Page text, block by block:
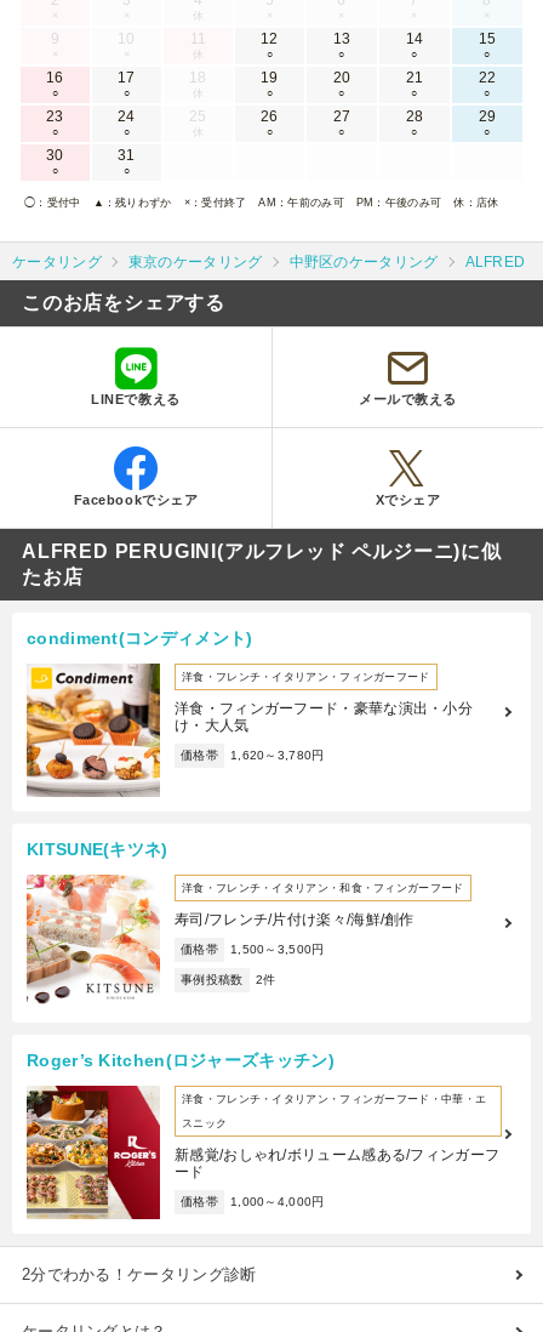
× × 休 × × × ×
9
×
10
×
11
休
12
○
13
○
14
○
15
○
16
○
17
○
18
休
19
○
20
○
21
○
22
○
23
○
24
○
25
休
26
○
27
○
28
○
29
○
30
○
31
○
◯ ：受付中 ▲ ：残りわずか ×：受付終了 AM ：午前のみ可 PM ：午後のみ可 休 ：店休
ケータリング 東京のケータリング 中野区のケータリング ALFRED
このお店をシェアする
LINEで教える メールで教える
Facebookでシェア Xでシェア
ALFRED PERUGINI(アルフレッド ペルジーニ)に似
たお店
condiment(コンディメント)
洋食・フレンチ・イタリアン・フィンガーフード
洋食・フィンガーフード・豪華な演出・小分
け・大人気
価格帯 1,620～3,780円
KITSUNE(キツネ)
洋食・フレンチ・イタリアン・和食・フィンガーフード
寿司/フレンチ/片付け楽々/海鮮/創作
価格帯 1,500～3,500円
事例投稿数 2件
Roger’s Kitchen(ロジャーズキッチン)
洋食・フレンチ・イタリアン・フィンガーフード・中華・エ
スニック
新感覚/おしゃれ/ボリューム感ある/フィンガーフ
ード
価格帯 1,000～4,000円
2分でわかる！ケータリング診断